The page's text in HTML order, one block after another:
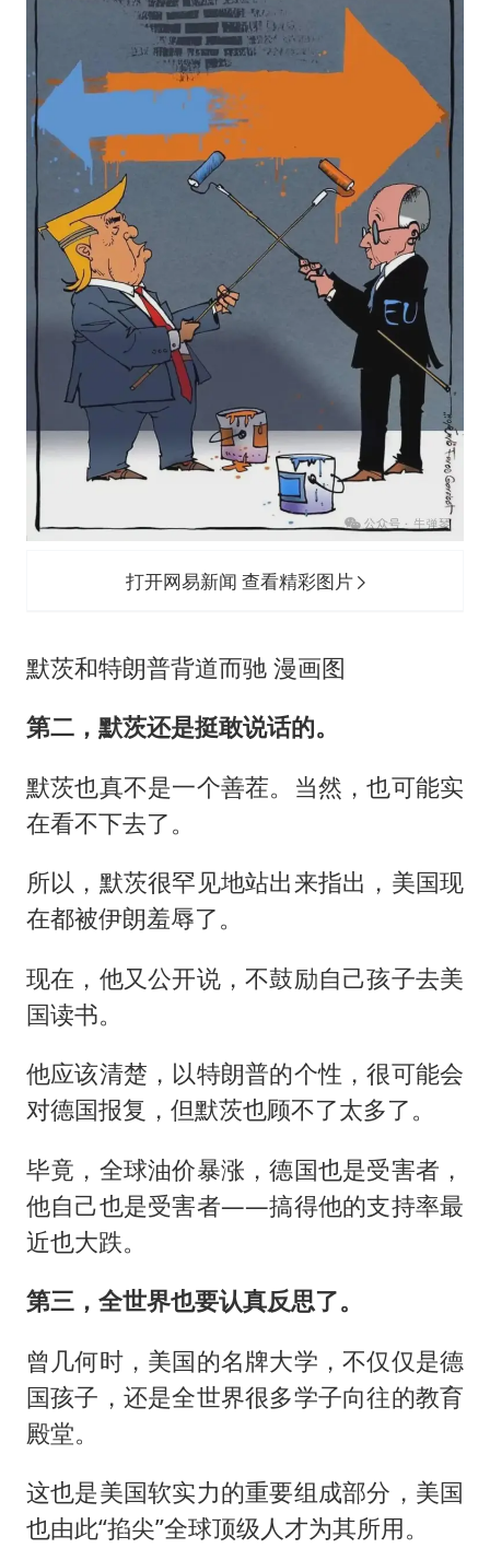
打开网易新闻 查看精彩图片
默茨和特朗普背道而驰 漫画图
第二，默茨还是挺敢说话的。
默茨也真不是一个善茬。当然，也可能实
在看不下去了。
所以，默茨很罕见地站出来指出，美国现
在都被伊朗羞辱了。
现在，他又公开说，不鼓励自己孩子去美
国读书。
他应该清楚，以特朗普的个性，很可能会
对德国报复，但默茨也顾不了太多了。
毕竟，全球油价暴涨，德国也是受害者，
他自己也是受害者——搞得他的支持率最
近也大跌。
第三，全世界也要认真反思了。
曾几何时，美国的名牌大学，不仅仅是德
国孩子，还是全世界很多学子向往的教育
殿堂。
这也是美国软实力的重要组成部分，美国
也由此“掐尖”全球顶级人才为其所用。